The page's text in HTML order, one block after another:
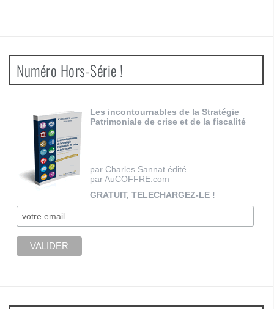
Numéro Hors-Série !
Les incontournables de la Stratégie
Patrimoniale de crise et de la fiscalité
par Charles Sannat édité
par AuCOFFRE.com
GRATUIT, TELECHARGEZ-LE !